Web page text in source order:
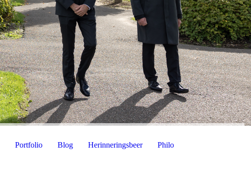
Portfolio Blog Herinneringsbeer Philo